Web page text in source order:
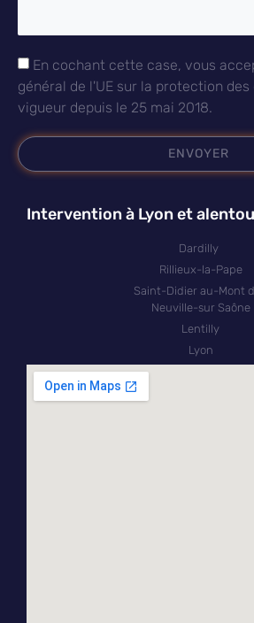
En cochant cette case, vous
général de l'UE sur la protection des
vigueur depuis le 25 mai 2018.
ENVOYER
Intervention à Lyon et
Dardilly
Rillieux-la-Pape
Saint-Didier au-Mont
Neuville-sur Saône
Lentilly
Lyon